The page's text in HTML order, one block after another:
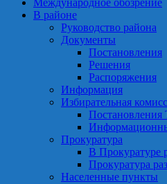
Международное обозрение
В районе
Руководство района
Документы
Постановления
Решения
Распоряжения
Информация
Избирательная
Прокуратура
В Прокуратуре
Прокуратура
Населенные пункты